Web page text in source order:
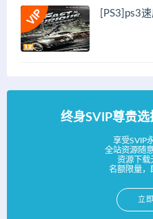
[PS3]ps3
终身SVIP尊贵
享受SVIP
全站资源随
资源下载
名额限量，
立